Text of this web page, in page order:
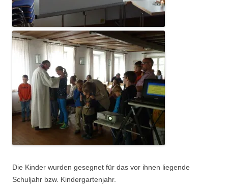
Die Kinder wurden gesegnet für das vor ihnen liegende
Schuljahr bzw. Kindergartenjahr.